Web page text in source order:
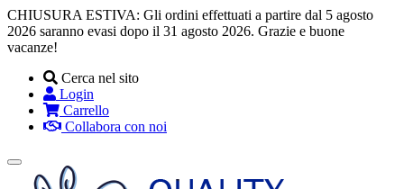
CHIUSURA ESTIVA: Gli ordini effettuati a partire dal 5 agosto
2026 saranno evasi dopo il 31 agosto 2026. Grazie e buone
vacanze!
Cerca nel sito
Login
Carrello
Collabora con noi
Toggle
navigation